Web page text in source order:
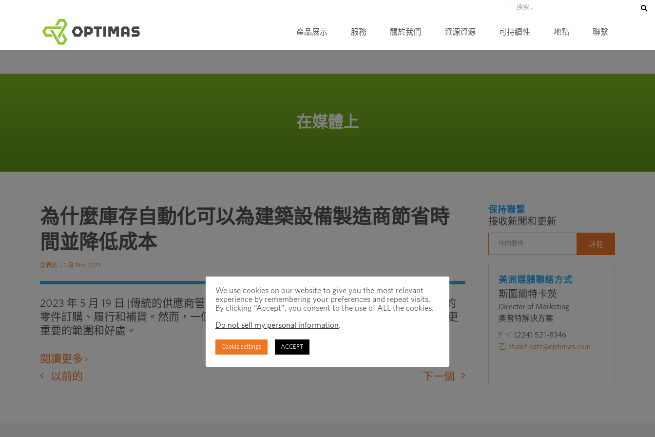
容
產品展示 服務 關於我們 資源資源 可持續性 地點 聯繫
在媒體上
為什麼庫存自動化可以為建築設備製造商節省時
間並降低成本
發表於：5 月 19th, 2023
2023 年 5 月 19 日 |傳統的供應商管理庫存程序跟踪建築原始設備製造商 (OEM) 設施中的
零件訂購、履行和補貨。然而，一個真正自動化的端到端系統比簡單地管理部件提供了更
重要的範圍和好處。
閱讀更多在
新
以前的 下一個
保持聯繫
接收新聞和更新
美洲媒體聯絡方式
斯圖爾特卡茨
Director of Marketing
奧普特解決方案
P +1 (224) 521-8346
乙 stuart.katz@optimas.com
We use cookies on our website to give you the most relevant
experience by remembering your preferences and repeat visits.
By clicking “Accept”, you consent to the use of ALL the cookies.
Do not sell my personal information.
Cookie settings ACCEPT